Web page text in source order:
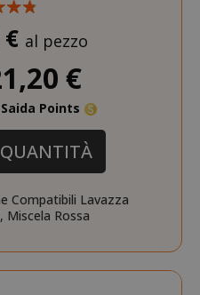
al pezzo
€
Points
Compatibili Lavazza
Miscela Rossa